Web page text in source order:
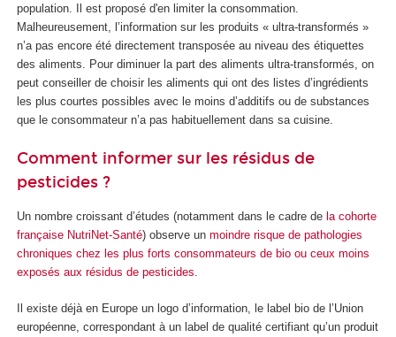
population. Il est proposé d'en limiter la consommation.
Malheureusement, l’information sur les produits « ultra-transformés »
n’a pas encore été directement transposée au niveau des étiquettes
des aliments. Pour diminuer la part des aliments ultra-transformés, on
peut conseiller de choisir les aliments qui ont des listes d’ingrédients
les plus courtes possibles avec le moins d’additifs ou de substances
que le consommateur n’a pas habituellement dans sa cuisine.
Comment informer sur les résidus de
pesticides ?
Un nombre croissant d’études (notamment dans le cadre de la cohorte
française NutriNet-Santé) observe un moindre risque de pathologies
chroniques chez les plus forts consommateurs de bio ou ceux moins
exposés aux résidus de pesticides.
Il existe déjà en Europe un logo d’information, le label bio de l’Union
européenne, correspondant à un label de qualité certifiant qu’un produit